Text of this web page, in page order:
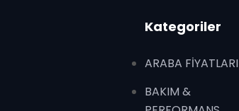
Kategoriler
ARABA FİYATLARI
BAKIM &